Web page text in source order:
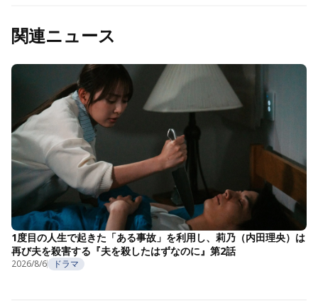
関連ニュース
1度目の人生で起きた「ある事故」を利用し、莉乃（内田理央）は
再び夫を殺害する『夫を殺したはずなのに』第2話
2026/8/6 ドラマ